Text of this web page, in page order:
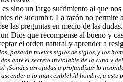
sino un largo sufrimiento al que nos
de sucumbir. La razón no permite
las preguntas en medio de las
Dios que recompense al bueno y
el orden natural y aprender a
pasarán nuevos siglos de siglos, y los
ante el secreto inviolable de la cuna y
¡Sondas arrojadas a profundizar lo
a lo inaccesible! Al hombre, a este